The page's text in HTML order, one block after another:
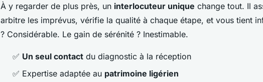
À y regarder de plus près, un interlocuteur unique change tout. Il
arbitre les imprévus, vérifie la qualité à chaque étape, et vous tient
? Considérable. Le gain de sérénité ? Inestimable.
✅ Un seul contact du diagnostic à la réception
✅ Expertise adaptée au patrimoine ligérien